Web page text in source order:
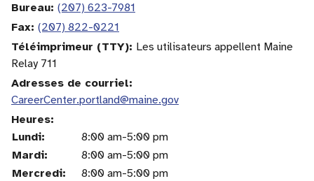
Bureau (207) 623-7981
Fax (207) 822-0221
Téléimprimeur (TTY) Les utilisateurs appellent Maine
Relay 711
Adresses de courriel
CareerCenter.portland@maine.gov
Heures
Jour
Plage
horaire
Commentaire
Lundi:
8:00 am-5:00 pm
Mardi:
8:00 am-5:00 pm
Mercredi:
8:00 am-5:00 pm